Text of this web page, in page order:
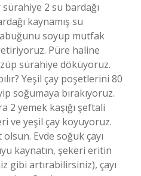
sürahiye 2 su bardağı
kaynamış su
soyup mutfak
Püre haline
sürahiye döküyoruz.
Yeşil çay poşetlerini 80
soğumaya bırakıyoruz.
2 yemek kaşığı şeftali
ve yeşil çay koyuyoruz.
Evde soğuk çayı
kaynatın, şekeri eritin
gibi artırabilirsiniz), çayı